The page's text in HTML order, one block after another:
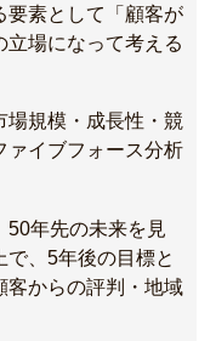
要素として「顧客が
立場になって考える
場規模・成長性・競
ァイブフォース分析
50年先の未来を見
、5年後の目標と
客からの評判・地域